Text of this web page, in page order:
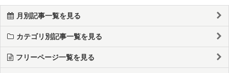
月別記事一覧を見る
カテゴリ別記事一覧を見る
フリーページ一覧を見る